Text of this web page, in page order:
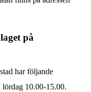
på
har följande
lördag 10.00-15.00.